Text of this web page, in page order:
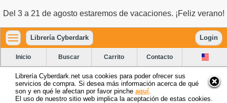
Del 3 a 21 de agosto estaremos de vacaciones. ¡Feliz verano!
Librería Cyberdark Login
Inicio Buscar Carrito Contacto
Librería Cyberdark.net usa cookies para poder ofrecer sus
servicios de compra. Si desea más información acerca de qué
son y en qué le afectan por favor pinche aquí
El uso de nuestro sitio web implica la aceptación de estas cookies.